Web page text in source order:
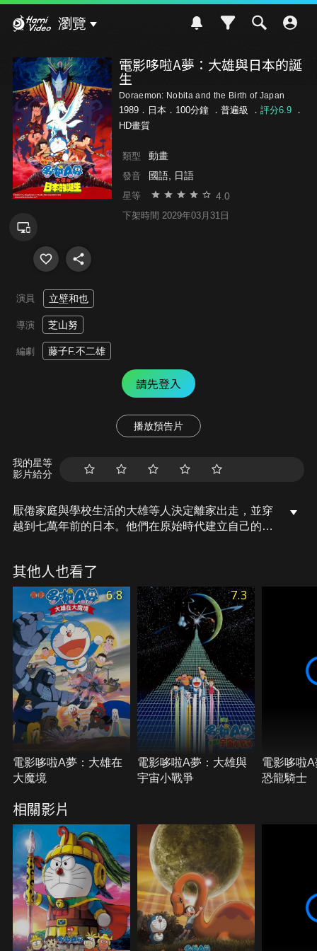
瀏覽
電影哆啦A夢：大雄與日本的誕
生
Doraemon: Nobita and the Birth of Japan
1989．日本．100分鐘 ． 普遍級 ． 評分6.9．
HD畫質
類型 動畫
發音 國語, 日語
星等 4.0
下架時間 2029年03月31日
演員 立壁和也
導演 芝山努
編劇 藤子F.不二雄
請先登入
播放預告片
我的星等
影片給分
厭倦家庭與學校生活的大雄等人決定離家出走，並穿
越到七萬年前的日本。他們在原始時代建立自己的樂
其他人也看了
6.8
電影哆啦A夢：大雄在
大魔境
7.3
電影哆啦A夢：大雄與
宇宙小戰爭
電影哆啦
恐龍騎士
相關影片